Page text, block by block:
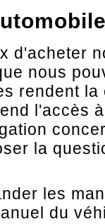
d'acheter
nous
rendent
l'accès
la
les
du